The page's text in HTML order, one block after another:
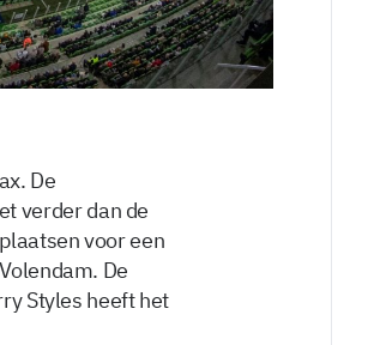
De
verder dan de
voor een
De
Styles heeft het